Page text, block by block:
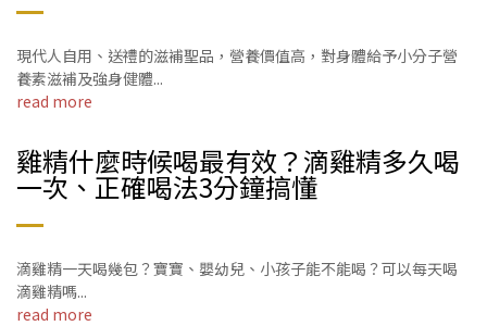
現代人自用、送禮的滋補聖品，營養價值高，對身體給予小分子營
養素滋補及強身健體...
read more
雞精什麼時候喝最有效？滴雞精多久喝
一次、正確喝法3分鐘搞懂
滴雞精一天喝幾包？寶寶、嬰幼兒、小孩子能不能喝？可以每天喝
滴雞精嗎...
read more